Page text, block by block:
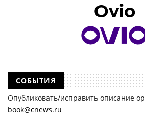
Ovio
СОБЫТИЯ
Опубликовать/исправить описание
book@cnews.ru